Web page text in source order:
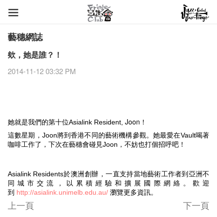
藝穗網誌
欸，她是誰？！
2014-11-12 03:32 PM
她就是我們的第十位Asialink Resident, Joon！
這數星期，Joon將到香港不同的藝術機構參觀。她最愛在Vault喝​著
咖啡工​作了​，下次在藝穗會碰見Joon，不妨也打個招呼吧！
Asialink Residents於​澳​洲​創​辦​，​一​直支​持當​地藝術工作者到亞洲不
同城市交流，以累積經驗和擴展國際網絡。歡迎
到 http://asialink.unimelb.edu.au/ 瀏覽更多資訊。
上一頁 下一頁